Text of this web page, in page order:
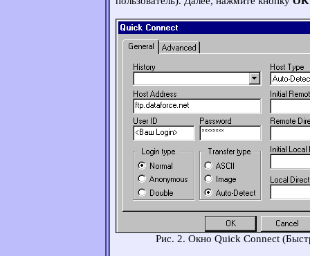
Рис. 2. Окно Quick Connect